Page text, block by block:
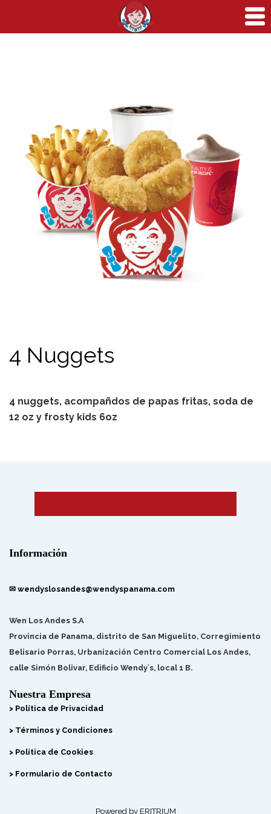
4 Nuggets
4 nuggets, acompañdos de papas fritas, soda de
12 oz y frosty kids 6oz
Información
✉ wendyslosandes@wendyspanama.com
Wen Los Andes S.A
Provincia de Panama, distrito de San Miguelito, Corregimiento
Belisario Porras, Urbanización Centro Comercial Los Andes,
calle Simón Bolivar, Edificio Wendy´s, local 1 B.
Nuestra Empresa
> Política de Privacidad
> Términos y Condiciones
> Política de Cookies
> Formulario de Contacto
Powered by ERITRIUM